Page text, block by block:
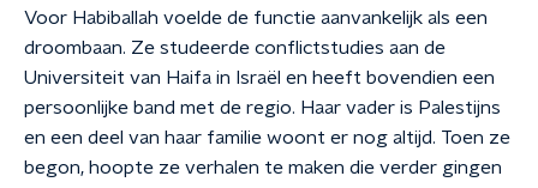
Voor Habiballah voelde de functie aanvankelijk als een
droombaan. Ze studeerde conflictstudies aan de
Universiteit van Haifa in Israël en heeft bovendien een
persoonlijke band met de regio. Haar vader is Palestijns
en een deel van haar familie woont er nog altijd. Toen ze
begon, hoopte ze verhalen te maken die verder gingen